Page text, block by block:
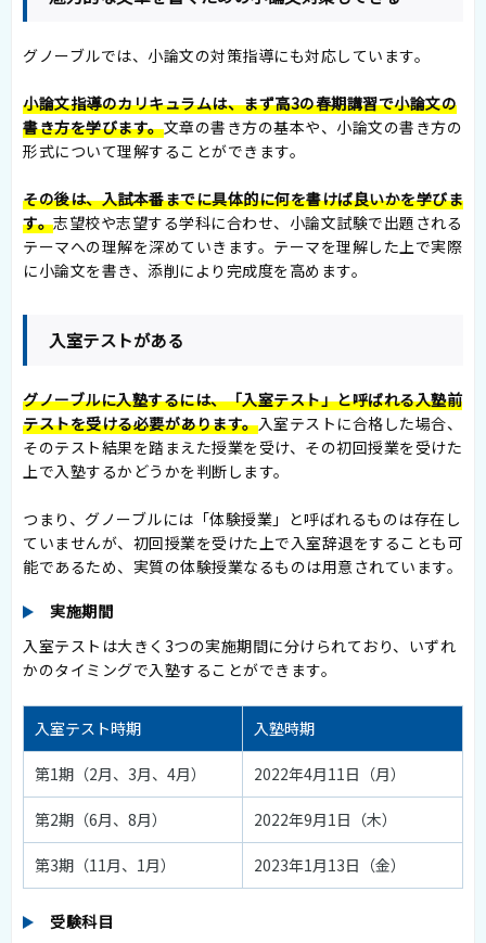
グノーブルでは、小論文の対策指導にも対応しています。
小論文指導のカリキュラムは、まず高3の春期講習で小論文の
書き方を学びます。文章の書き方の基本や、小論文の書き方の
形式について理解することができます。
その後は、入試本番までに具体的に何を書けば良いかを学びま
す。志望校や志望する学科に合わせ、小論文試験で出題される
テーマへの理解を深めていきます。テーマを理解した上で実際
に小論文を書き、添削により完成度を高めます。
入室テストがある
グノーブルに入塾するには、「入室テスト」と呼ばれる入塾前
テストを受ける必要があります。入室テストに合格した場合、
そのテスト結果を踏まえた授業を受け、その初回授業を受けた
上で入塾するかどうかを判断します。
つまり、グノーブルには「体験授業」と呼ばれるものは存在し
ていませんが、初回授業を受けた上で入室辞退をすることも可
能であるため、実質の体験授業なるものは用意されています。
実施期間
入室テストは大きく3つの実施期間に分けられており、いずれ
かのタイミングで入塾することができます。
入室テスト時期 入塾時期
第1期（2月、3月、4月） 2022年4月11日（月）
第2期（6月、8月） 2022年9月1日（木）
第3期（11月、1月） 2023年1月13日（金）
受験科目